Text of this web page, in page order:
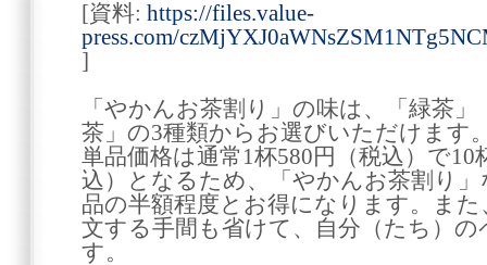
[資料: https://files.value-
press.com/
]
「やかんお茶割り」の味は、「緑茶
茶」の3種類からお選びいただけます
単品価格は通常1杯580円（税込）で10
込）となるため、「やかんお茶割り
品の半額程度とお得になります。ま
文する手間も省けて、自分（たち）
す。